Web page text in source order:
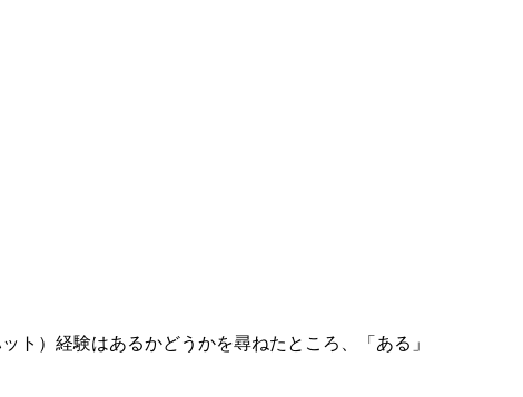
ト）経験はあるかどうかを尋ねたところ、「ある」